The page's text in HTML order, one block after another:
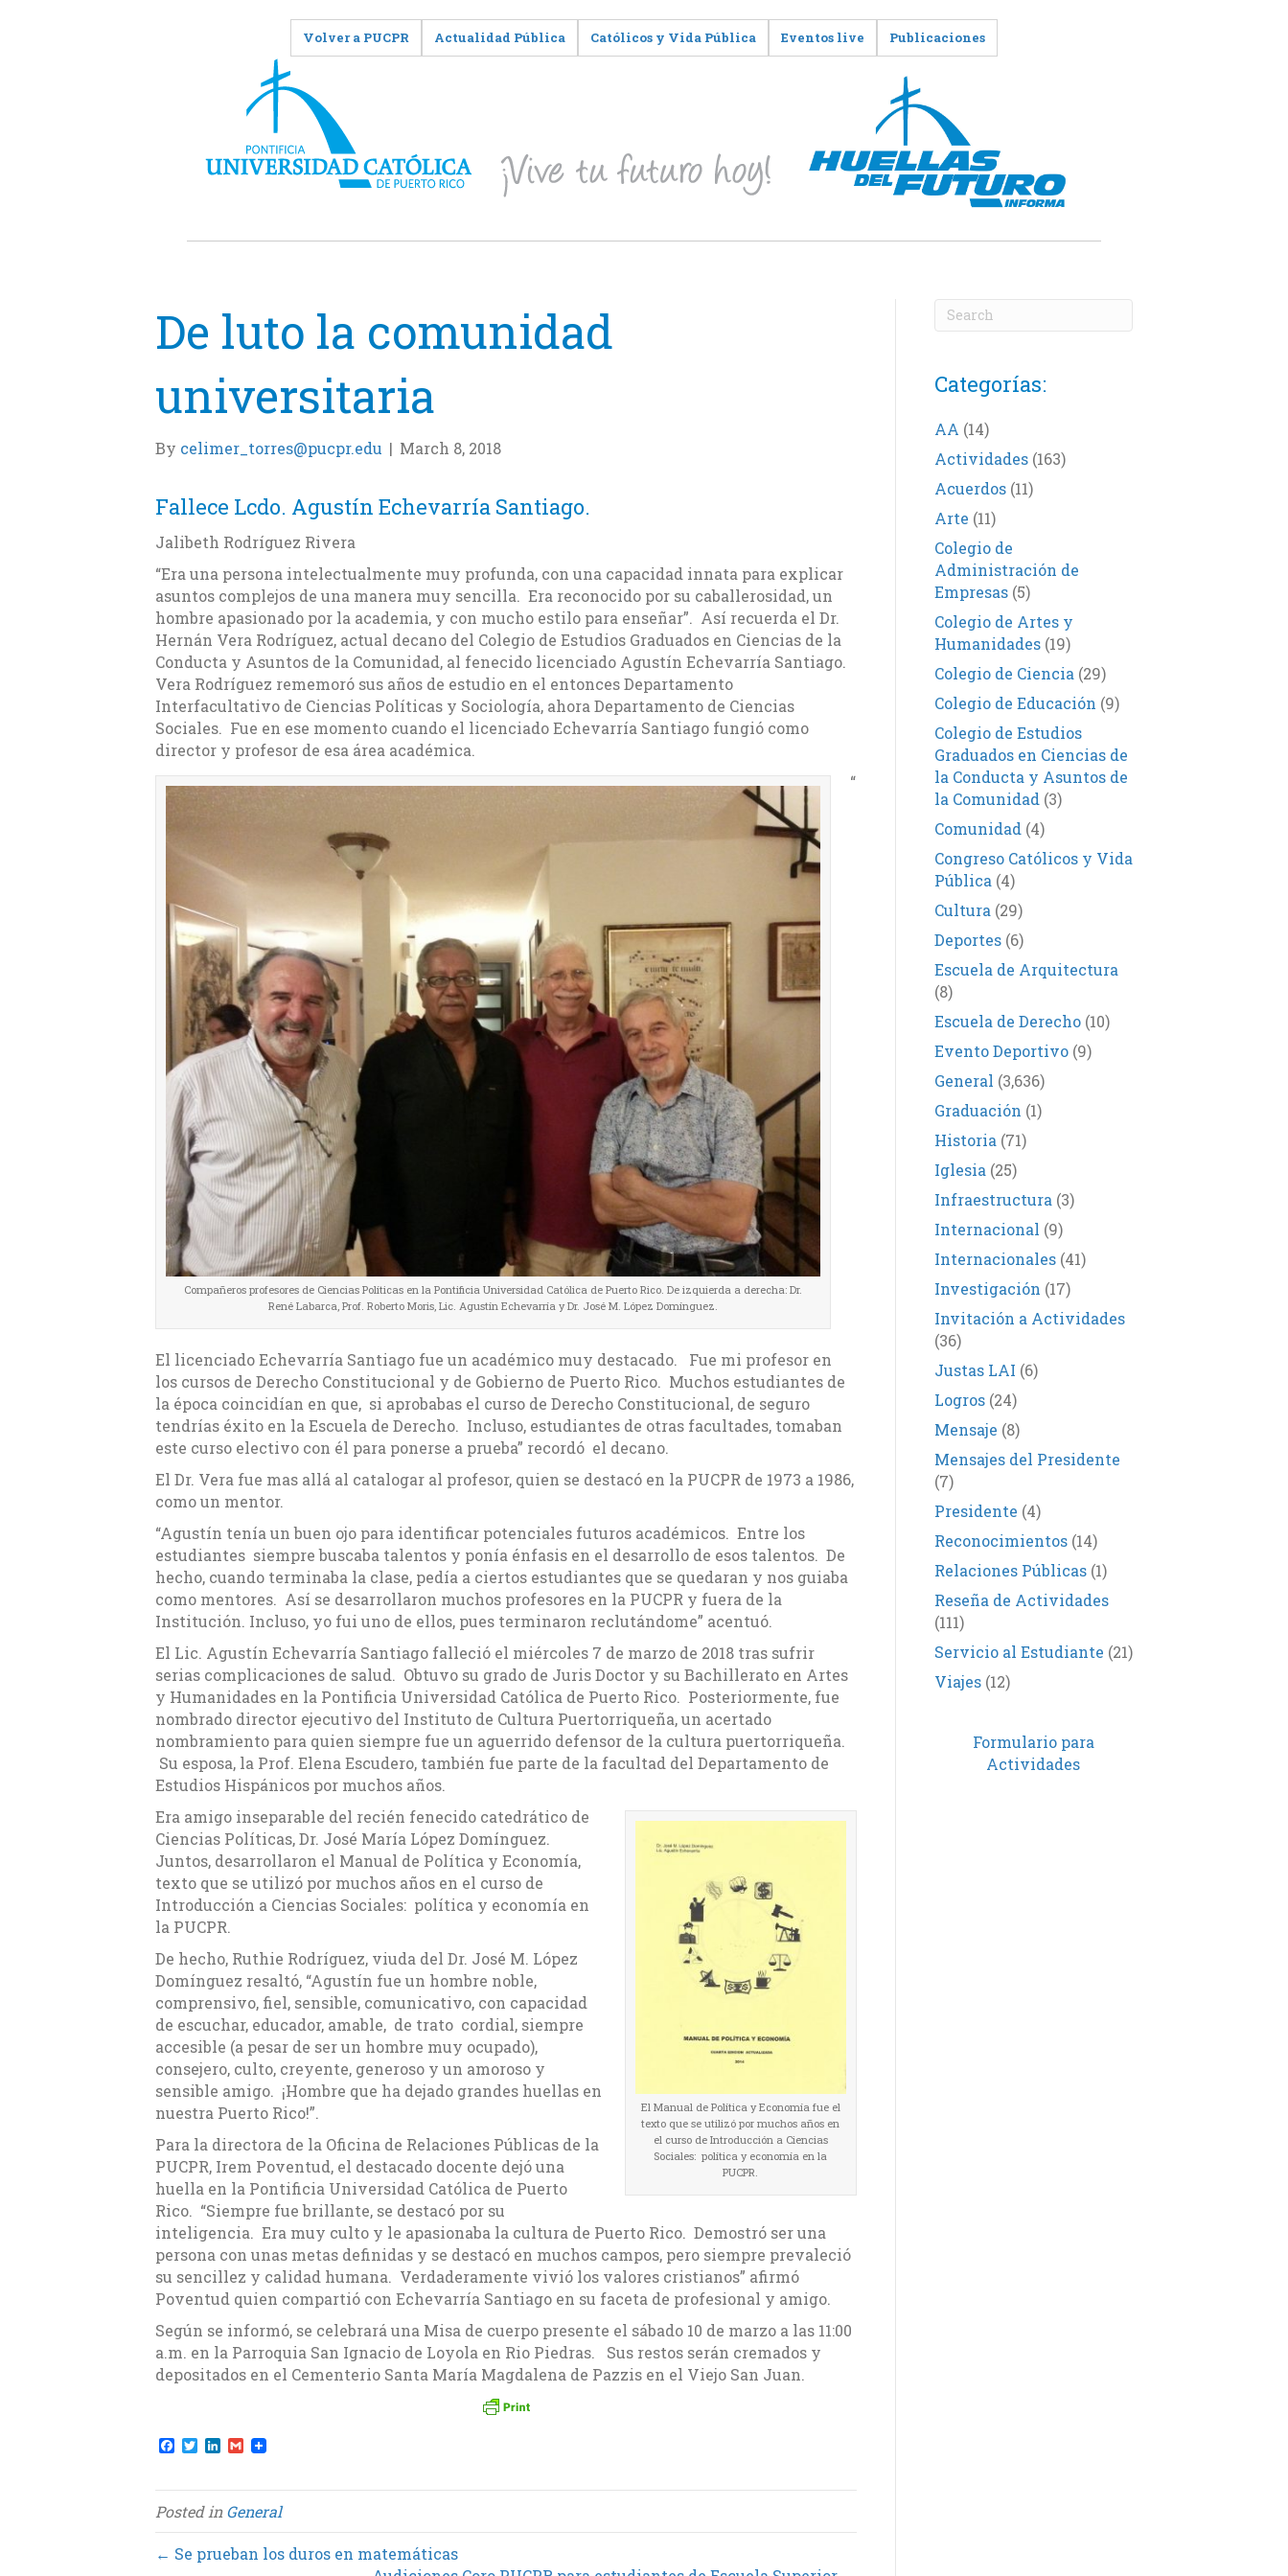
Volver a PUCPR Actualidad Pública Católicos y Vida Pública Eventos live Publicaciones
De luto la comunidad
universitaria
By celimer_torres@pucpr.edu | March 8, 2018
Fallece Lcdo. Agustín Echevarría Santiago.
Jalibeth Rodríguez Rivera
“Era una persona intelectualmente muy profunda, con una capacidad innata para explicar
asuntos complejos de una manera muy sencilla. Era reconocido por su caballerosidad, un
hombre apasionado por la academia, y con mucho estilo para enseñar”. Así recuerda el Dr.
Hernán Vera Rodríguez, actual decano del Colegio de Estudios Graduados en Ciencias de la
Conducta y Asuntos de la Comunidad, al fenecido licenciado Agustín Echevarría Santiago.
Vera Rodríguez rememoró sus años de estudio en el entonces Departamento
Interfacultativo de Ciencias Políticas y Sociología, ahora Departamento de Ciencias
Sociales. Fue en ese momento cuando el licenciado Echevarría Santiago fungió como
director y profesor de esa área académica.
Compañeros profesores de Ciencias Políticas en la Pontificia Universidad Católica de Puerto Rico. De izquierda a derecha: Dr.
René Labarca, Prof. Roberto Moris, Lic. Agustín Echevarría y Dr. José M. López Domínguez.
“
El licenciado Echevarría Santiago fue un académico muy destacado. Fue mi profesor en
los cursos de Derecho Constitucional y de Gobierno de Puerto Rico. Muchos estudiantes de
la época coincidían en que, si aprobabas el curso de Derecho Constitucional, de seguro
tendrías éxito en la Escuela de Derecho. Incluso, estudiantes de otras facultades, tomaban
este curso electivo con él para ponerse a prueba” recordó el decano.
El Dr. Vera fue mas allá al catalogar al profesor, quien se destacó en la PUCPR de 1973 a 1986,
como un mentor.
“Agustín tenía un buen ojo para identificar potenciales futuros académicos. Entre los
estudiantes siempre buscaba talentos y ponía énfasis en el desarrollo de esos talentos. De
hecho, cuando terminaba la clase, pedía a ciertos estudiantes que se quedaran y nos guiaba
como mentores. Así se desarrollaron muchos profesores en la PUCPR y fuera de la
Institución. Incluso, yo fui uno de ellos, pues terminaron reclutándome” acentuó.
El Lic. Agustín Echevarría Santiago falleció el miércoles 7 de marzo de 2018 tras sufrir
serias complicaciones de salud. Obtuvo su grado de Juris Doctor y su Bachillerato en Artes
y Humanidades en la Pontificia Universidad Católica de Puerto Rico. Posteriormente, fue
nombrado director ejecutivo del Instituto de Cultura Puertorriqueña, un acertado
nombramiento para quien siempre fue un aguerrido defensor de la cultura puertorriqueña.
Su esposa, la Prof. Elena Escudero, también fue parte de la facultad del Departamento de
Estudios Hispánicos por muchos años.
El Manual de Política y Economía fue el
texto que se utilizó por muchos años en
el curso de Introducción a Ciencias
Sociales: política y economía en la
PUCPR.
Era amigo inseparable del recién fenecido catedrático de
Ciencias Políticas, Dr. José María López Domínguez.
Juntos, desarrollaron el Manual de Política y Economía,
texto que se utilizó por muchos años en el curso de
Introducción a Ciencias Sociales: política y economía en
la PUCPR.
De hecho, Ruthie Rodríguez, viuda del Dr. José M. López
Domínguez resaltó, “Agustín fue un hombre noble,
comprensivo, fiel, sensible, comunicativo, con capacidad
de escuchar, educador, amable, de trato cordial, siempre
accesible (a pesar de ser un hombre muy ocupado),
consejero, culto, creyente, generoso y un amoroso y
sensible amigo. ¡Hombre que ha dejado grandes huellas en
nuestra Puerto Rico!”.
Para la directora de la Oficina de Relaciones Públicas de la
PUCPR, Irem Poventud, el destacado docente dejó una
huella en la Pontificia Universidad Católica de Puerto
Rico. “Siempre fue brillante, se destacó por su
inteligencia. Era muy culto y le apasionaba la cultura de Puerto Rico. Demostró ser una
persona con unas metas definidas y se destacó en muchos campos, pero siempre prevaleció
su sencillez y calidad humana. Verdaderamente vivió los valores cristianos” afirmó
Poventud quien compartió con Echevarría Santiago en su faceta de profesional y amigo.
Según se informó, se celebrará una Misa de cuerpo presente el sábado 10 de marzo a las 11:00
a.m. en la Parroquia San Ignacio de Loyola en Rio Piedras. Sus restos serán cremados y
depositados en el Cementerio Santa María Magdalena de Pazzis en el Viejo San Juan.
F
e
b
o
o
k
T
t
t
e
r
L
k
e
d
I
n
G
i
l
Posted inGeneral
← Se prueban los duros en matemáticas
Categorías:
AA (14)
Actividades(163)
Acuerdos(11)
Arte (11)
Colegio de
Administración de
Empresas(5)
Colegio de Artes y
Humanidades(19)
Colegio de Ciencia (29)
Colegio de Educación (9)
Colegio de Estudios
Graduados en Ciencias de
la Conducta y Asuntos de
la Comunidad (3)
Comunidad (4)
Congreso Católicos y Vida
Pública (4)
Cultura (29)
Deportes(6)
Escuela de Arquitectura
(8)
Escuela de Derecho(10)
Evento Deportivo(9)
General (3,636)
Graduación (1)
Historia (71)
Iglesia (25)
Infraestructura (3)
Internacional (9)
Internacionales(41)
Investigación (17)
Invitación a Actividades
(36)
Justas LAI (6)
Logros(24)
Mensaje (8)
Mensajes del Presidente
(7)
Presidente (4)
Reconocimientos(14)
Relaciones Públicas(1)
Reseña de Actividades
(111)
Servicio al Estudiante (21)
Viajes(12)
Formulario para
Actividades